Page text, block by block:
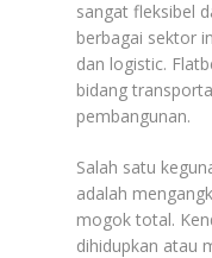
sangat fleksibel
berbagai sektor
dan logistic.
bidang
pembangunan.
Salah satu
adalah
mogok total.
dihidupkan atau